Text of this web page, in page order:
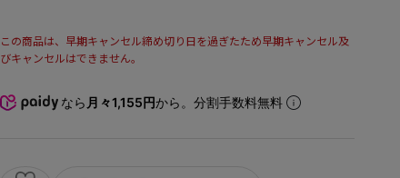
この商品は、早期キャンセル締め切り日を過ぎたため早期キャンセル及
びキャンセルはできません。
なら 月々1,155円から。分割手数料無料